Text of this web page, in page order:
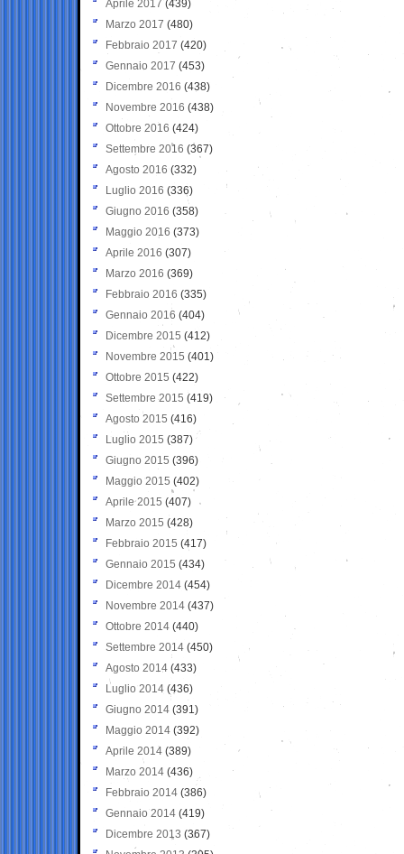
Aprile 2017 (439)
Marzo 2017 (480)
Febbraio 2017 (420)
Gennaio 2017 (453)
Dicembre 2016 (438)
Novembre 2016 (438)
Ottobre 2016 (424)
Settembre 2016 (367)
Agosto 2016 (332)
Luglio 2016 (336)
Giugno 2016 (358)
Maggio 2016 (373)
Aprile 2016 (307)
Marzo 2016 (369)
Febbraio 2016 (335)
Gennaio 2016 (404)
Dicembre 2015 (412)
Novembre 2015 (401)
Ottobre 2015 (422)
Settembre 2015 (419)
Agosto 2015 (416)
Luglio 2015 (387)
Giugno 2015 (396)
Maggio 2015 (402)
Aprile 2015 (407)
Marzo 2015 (428)
Febbraio 2015 (417)
Gennaio 2015 (434)
Dicembre 2014 (454)
Novembre 2014 (437)
Ottobre 2014 (440)
Settembre 2014 (450)
Agosto 2014 (433)
Luglio 2014 (436)
Giugno 2014 (391)
Maggio 2014 (392)
Aprile 2014 (389)
Marzo 2014 (436)
Febbraio 2014 (386)
Gennaio 2014 (419)
Dicembre 2013 (367)